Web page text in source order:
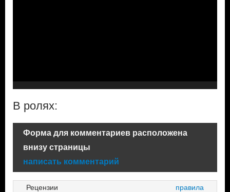
В ролях:
Форма для комментариев расположена
внизу страницы
написать комментарий
Рецензии
правила